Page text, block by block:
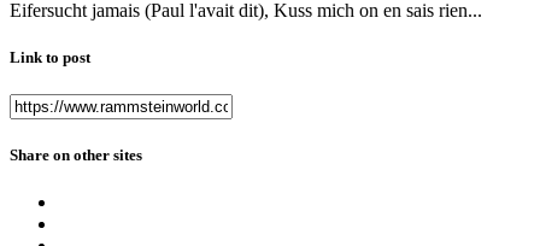
Eifersucht jamais (Paul l'avait dit), Kuss mich on en sais rien...
Link to post
Share on other sites